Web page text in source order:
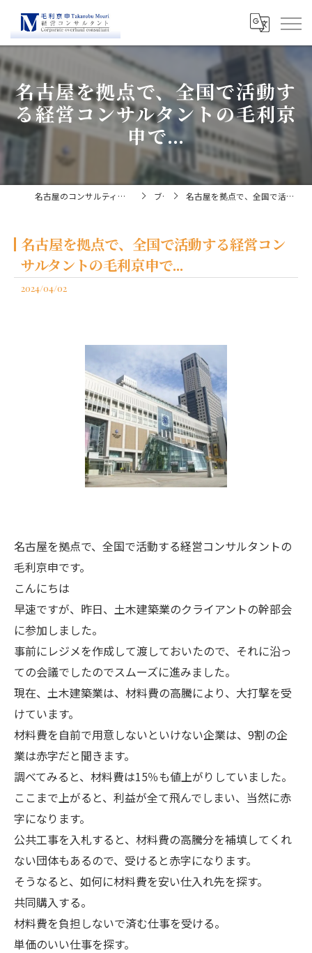
名古屋を拠点で、全国で活動す
る経営コンサルタントの毛利京
申で...
名古屋のコンサルティングなら経営コンサルタント毛利京申 ブログ 名古屋を拠点で、全国で活動する経営コンサルタントの毛利京申で...
名古屋を拠点で、全国で活動する経営コン
サルタントの毛利京申で...
2024/04/02
名古屋を拠点で、全国で活動する経営コンサルタントの
毛利京申です。
こんにちは
早速ですが、昨日、土木建築業のクライアントの幹部会
に参加しました。
事前にレジメを作成して渡しておいたので、それに沿っ
ての会議でしたのでスムーズに進みました。
現在、土木建築業は、材料費の高騰により、大打撃を受
けています。
材料費を自前で用意しないといけない企業は、9割の企
業は赤字だと聞きます。
調べてみると、材料費は15％も値上がりしていました。
ここまで上がると、利益が全て飛んでしまい、当然に赤
字になります。
公共工事を入札すると、材料費の高騰分を補填してくれ
ない団体もあるので、受けると赤字になります。
そうなると、如何に材料費を安い仕入れ先を探す。
共同購入する。
材料費を負担しないで済む仕事を受ける。
単価のいい仕事を探す。